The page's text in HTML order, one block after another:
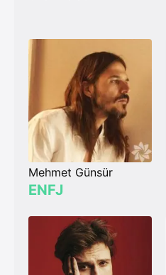
Mehmet Günsür
ENFJ